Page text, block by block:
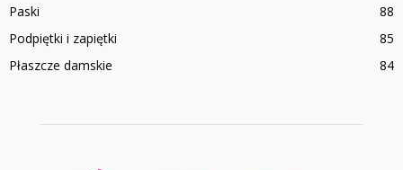
Paski
88
Podpiętki i zapiętki
85
Płaszcze damskie
84